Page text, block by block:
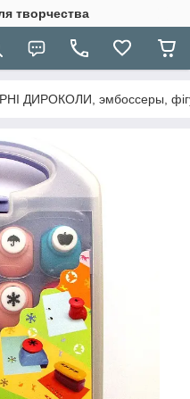
творчества
ДИРОКОЛИ, эмбоссеры,